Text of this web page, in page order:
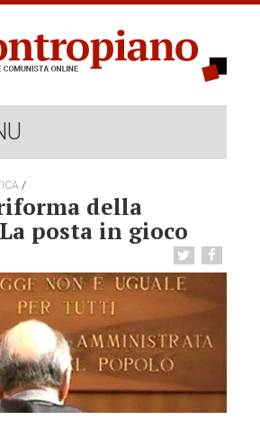
/
della
posta in gioco